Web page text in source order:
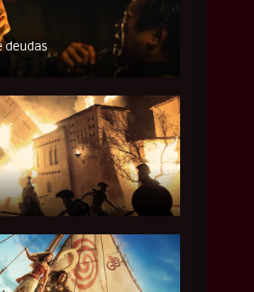
deudas